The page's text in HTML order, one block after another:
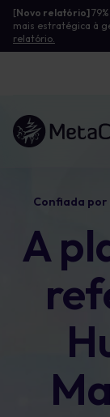
[Novo relatório]
mais estratégica à
relatório.
Ligação à página
Confiada por
A